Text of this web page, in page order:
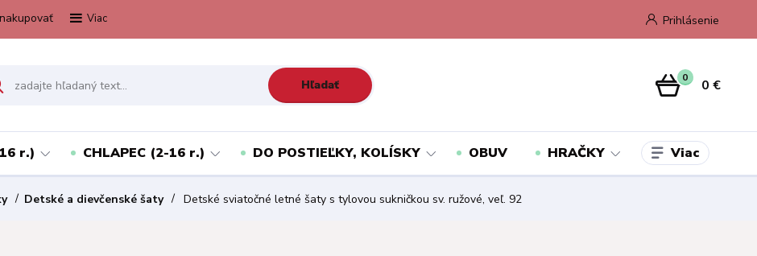
Viac Prihlásenie
Hľadať 0 0 €
r.) CHLAPEC (2-16 r.) DO POSTIEĽKY, KOLÍSKY OBUV HRAČKY Viac
Detské a dievčenské šaty Detské sviatočné letné šaty s tylovou sukničkou sv. ružové, veľ. 92